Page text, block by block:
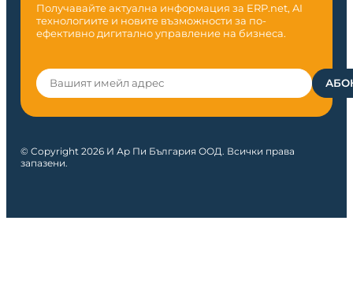
Получавайте актуална информация за ERP.net, AI
технологиите и новите възможности за по-
ефективно дигитално управление на бизнеса.
© Copyright 2026 И Ар Пи България ООД. Всички права
запазени.